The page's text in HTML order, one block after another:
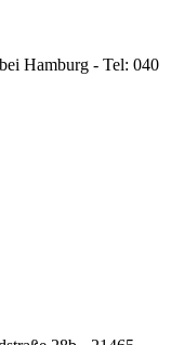
Hamburg - Tel: 040